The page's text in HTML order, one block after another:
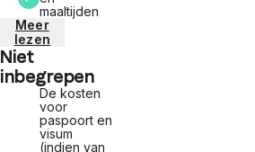
maaltijden
Meer
lezen
Niet
inbegrepen
De kosten
voor
paspoort en
visum
(indien van